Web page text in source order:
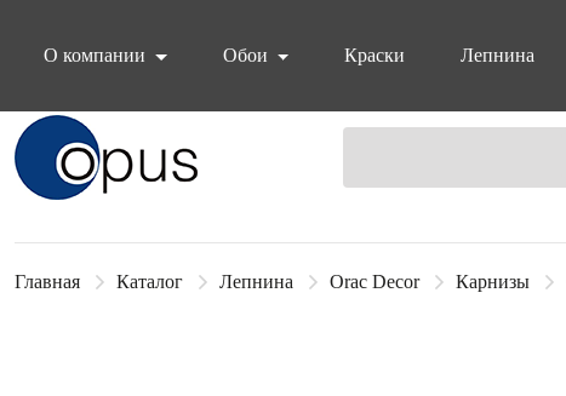
О компании
Обои Краски Лепнина
Блок поиска
Главная Каталог Лепнина Orac Decor Карнизы